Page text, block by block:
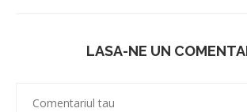
LASA-NE UN